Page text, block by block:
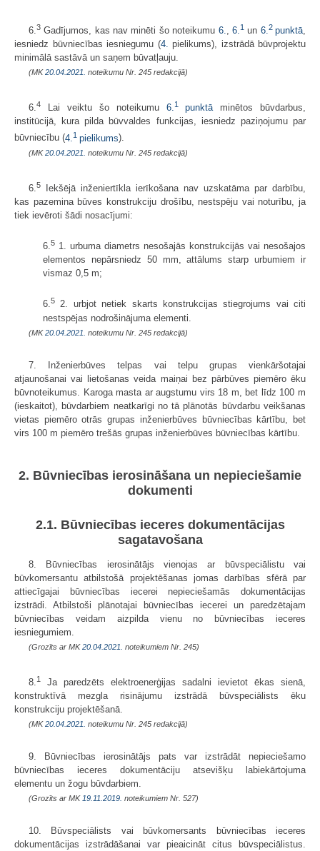
6.3 Gadījumos, kas nav minēti šo noteikumu 6., 6.1un 6.2punktā,
iesniedz būvniecības iesniegumu (4. pielikums), izstrādā būvprojektu
minimālā sastāvā un saņem būvatļauju.
(MK20.04.2021. noteikumu Nr. 245 redakcijā)
6.4 Lai veiktu šo noteikumu 6.1 punktāminētos būvdarbus,
institūcijā, kura pilda būvvaldes funkcijas, iesniedz paziņojumu par
būvniecību (4. 1 pielikums).
(MK20.04.2021. noteikumu Nr. 245 redakcijā)
6.5
Iekšējā inženiertīkla ierīkošana nav uzskatāma par darbību,
kas pazemina būves konstrukciju drošību, nestspēju vai noturību, ja
tiek ievēroti šādi nosacījumi:
6.5 1. urbuma diametrs nesošajās konstrukcijās vai nesošajos
elementos nepārsniedz 50 mm, attālums starp urbumiem ir
vismaz 0,5 m;
6.5 2. urbjot netiek skarts konstrukcijas stiegrojums vai citi
nestspējas nodrošinājuma elementi.
(MK20.04.2021. noteikumu Nr. 245 redakcijā)
7. Inženierbūves telpas vai telpu grupas vienkāršotajai
atjaunošanai vai lietošanas veida maiņai bez pārbūves piemēro ēku
būvnoteikumus. Karoga masta ar augstumu virs 18 m, bet līdz 100 m
(ieskaitot), būvdarbiem neatkarīgi no tā plānotās būvdarbu veikšanas
vietas piemēro otrās grupas inženierbūves būvniecības kārtību, bet
virs 100 m piemēro trešās grupas inženierbūves būvniecības kārtību.
2. Būvniecības ierosināšana un nepieciešamie
dokumenti
2.1. Būvniecības ieceres dokumentācijas
sagatavošana
8. Būvniecības ierosinātājs vienojas ar būvspeciālistu vai
būvkomersantu atbilstošā projektēšanas jomas darbības sfērā par
attiecīgajai būvniecības iecerei nepieciešamās dokumentācijas
izstrādi. Atbilstoši plānotajai būvniecības iecerei un paredzētajam
būvniecības veidam aizpilda vienu no būvniecības ieceres
iesniegumiem.
(Grozīts ar MK20.04.2021. noteikumiem Nr. 245)
8.1
Ja paredzēts elektroenerģijas sadalni ievietot ēkas sienā,
konstruktīvā mezgla risinājumu izstrādā būvspeciālists ēku
konstrukciju projektēšanā.
(MK20.04.2021. noteikumu Nr. 245 redakcijā)
9. Būvniecības ierosinātājs pats var izstrādāt nepieciešamo
būvniecības ieceres dokumentāciju atsevišķu labiekārtojuma
elementu un žogu būvdarbiem.
(Grozīts ar MK 19.11.2019. noteikumiem Nr. 527)
10. Būvspeciālists vai būvkomersants būvniecības ieceres
dokumentācijas izstrādāšanai var pieaicināt citus būvspeciālistus.